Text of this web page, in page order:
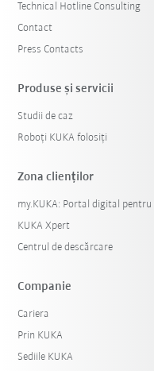
Technical Hotline Consulting
Contact
Press Contacts
Produse şi servicii
Studii de caz
Roboți KUKA folosiți
Zona clienților
my.KUKA: Portal digital pentru
KUKA Xpert
Centrul de descărcare
Companie
Cariera
Prin KUKA
Sediile KUKA